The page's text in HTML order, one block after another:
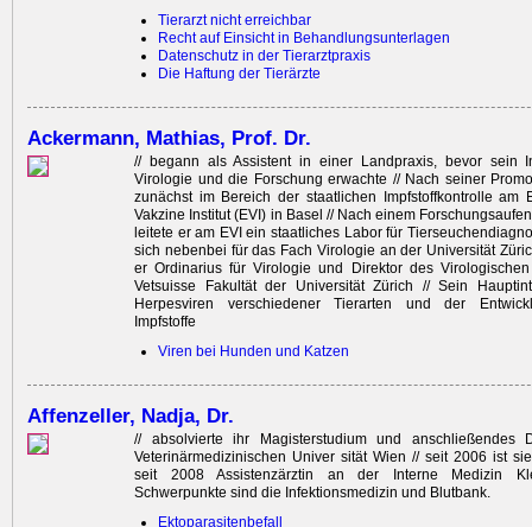
Tierarzt nicht erreichbar
Recht auf Einsicht in Behandlungsunterlagen
Datenschutz in der Tierarztpraxis
Die Haftung der Tierärzte
Ackermann, Mathias, Prof. Dr.
// begann als Assistent in einer Landpraxis, bevor sein
Virologie und die Forschung erwachte // Nach seiner
zunächst im Bereich der staatlichen Impfstoffkontrolle am
Vakzine Institut (EVI) in Basel // Nach einem
leitete er am EVI ein staatliches Labor für
sich nebenbei für das Fach Virologie an der Universität
er Ordi­narius für Virologie und Direktor des
Vetsuisse Fakultät der Universität Zürich // Sein
Herpesviren verschiedener Tierarten und der
Impfstoffe
Viren bei Hunden und Katzen
Affenzeller, Nadja, Dr.
// absolvierte ihr Magisterstudium und anschließendes
Veterinärmedizinischen Univer sität Wien // seit 2006 ist
seit 2008 Assistenzärztin an der Interne Medizin
Schwerpunkte sind die Infektionsmedizin und Blutbank.
Ektoparasitenbefall